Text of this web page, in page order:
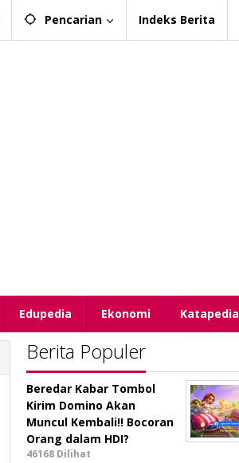
Pencarian Indeks Berita
Edupedia Ekonomi Katapedia
Berita Populer
Beredar Kabar Tombol
Kirim Domino Akan
Muncul Kembali!! Bocoran
Orang dalam HDI?
46168 Dilihat